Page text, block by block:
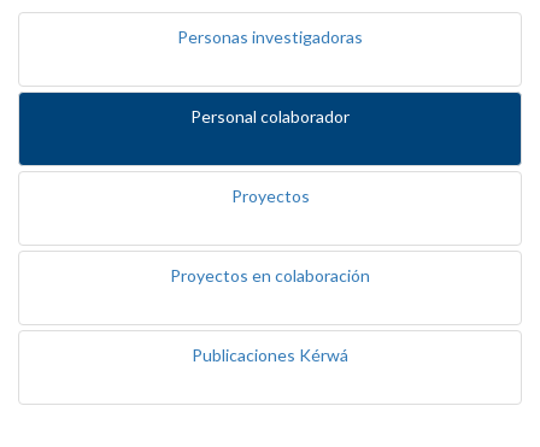
Personas investigadoras
Personal colaborador
Proyectos
Proyectos en colaboración
Publicaciones Kérwá